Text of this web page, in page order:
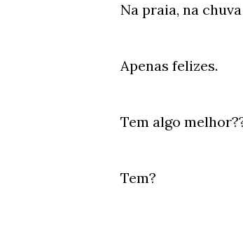
Na praia, na
Apenas felizes.
Tem algo
Tem?